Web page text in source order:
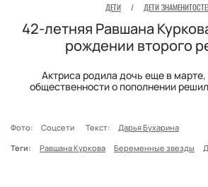
ДЕТИ / ДЕТИ
42-летняя Равшана
рождении второго
Актриса родила дочь еще в марте,
общественности о пополнении
Фото: Соцсети Текст: Дарья Бухарина
Теги:
Равшана Куркова Беременные звезды